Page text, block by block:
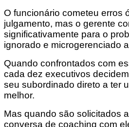
O funcionário cometeu erros
julgamento, mas o gerente
significativamente para o
ignorado e microgerenciado
Quando confrontados com
cada dez executivos
seu subordinado direto a ter
melhor.
Mas quando são solicitados
conversa de coaching com